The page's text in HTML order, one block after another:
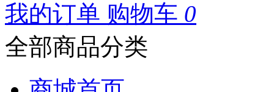
我的订单 购物车 0
全部商品分类